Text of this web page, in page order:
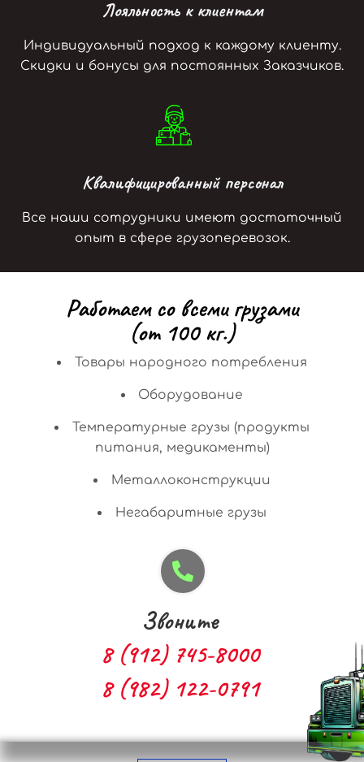
Лояльность к клиентам
Индивидуальный подход к каждому клиенту.
Скидки и бонусы для постоянных Заказчиков.
Квалифицированный персонал
Все наши сотрудники имеют достаточный
опыт в сфере грузоперевозок.
Работаем со всеми грузами
(от 100 кг.)
Товары народного потребления
Оборудование
Температурные грузы (продукты
питания, медикаменты)
Металлоконструкции
Негабаритные грузы
Звоните
8 (912) 745-8000
8 (982) 122-0791